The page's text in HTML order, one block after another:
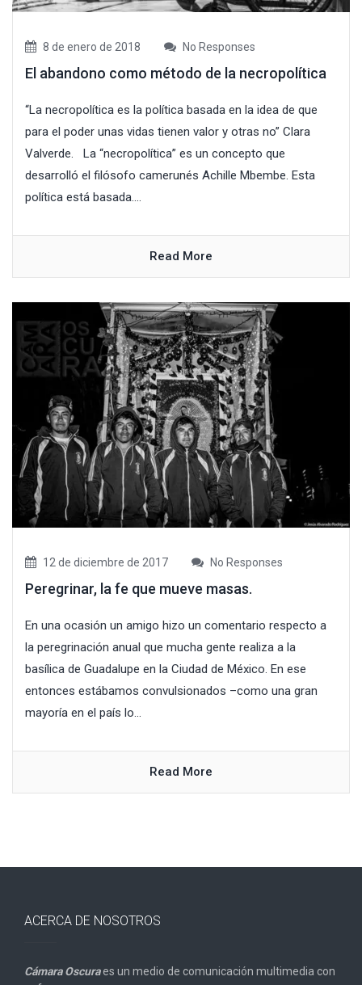
8 de enero de 2018 No Responses
El abandono como método de la necropolítica
“La necropolítica es la política basada en la idea de que
para el poder unas vidas tienen valor y otras no” Clara
Valverde. La “necropolítica” es un concepto que
desarrolló el filósofo camerunés Achille Mbembe. Esta
política está basada....
Read More
12 de diciembre de 2017 No Responses
Peregrinar, la fe que mueve masas.
En una ocasión un amigo hizo un comentario respecto a
la peregrinación anual que mucha gente realiza a la
basílica de Guadalupe en la Ciudad de México. En ese
entonces estábamos convulsionados –como una gran
mayoría en el país lo...
Read More
ACERCA DE NOSOTROS
Cámara Oscuraes un medio de comunicación multimedia con